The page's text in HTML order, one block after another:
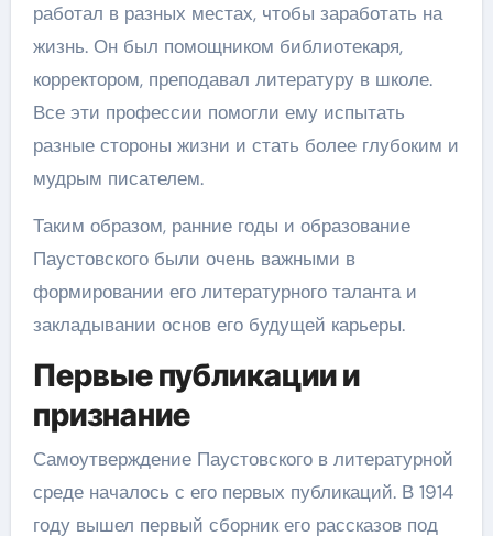
работал в разных местах, чтобы заработать на
жизнь. Он был помощником библиотекаря,
корректором, преподавал литературу в школе.
Все эти профессии помогли ему испытать
разные стороны жизни и стать более глубоким и
мудрым писателем.
Таким образом, ранние годы и образование
Паустовского были очень важными в
формировании его литературного таланта и
закладывании основ его будущей карьеры.
Первые публикации и
признание
Самоутверждение Паустовского в литературной
среде началось с его первых публикаций. В 1914
году вышел первый сборник его рассказов под